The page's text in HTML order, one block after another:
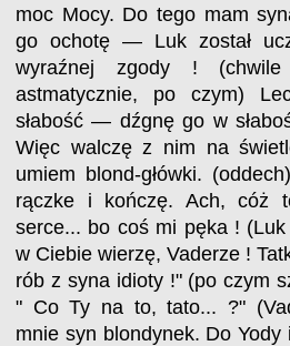
moc Mocy. Do tego mam
go ochotę — Luk został
wyraźnej zgody ! (chwile
astmatycznie, po czym)
słabość — dźgnę go w
Więc walczę z nim na
umiem blond-główki.
rączke i kończę. Ach, cóż
serce... bo coś mi pęka !
w Ciebie wierzę, Vaderze !
rób z syna idioty !" (po czym
" Co Ty na to, tato... ?"
mnie syn blondynek. Do Yody